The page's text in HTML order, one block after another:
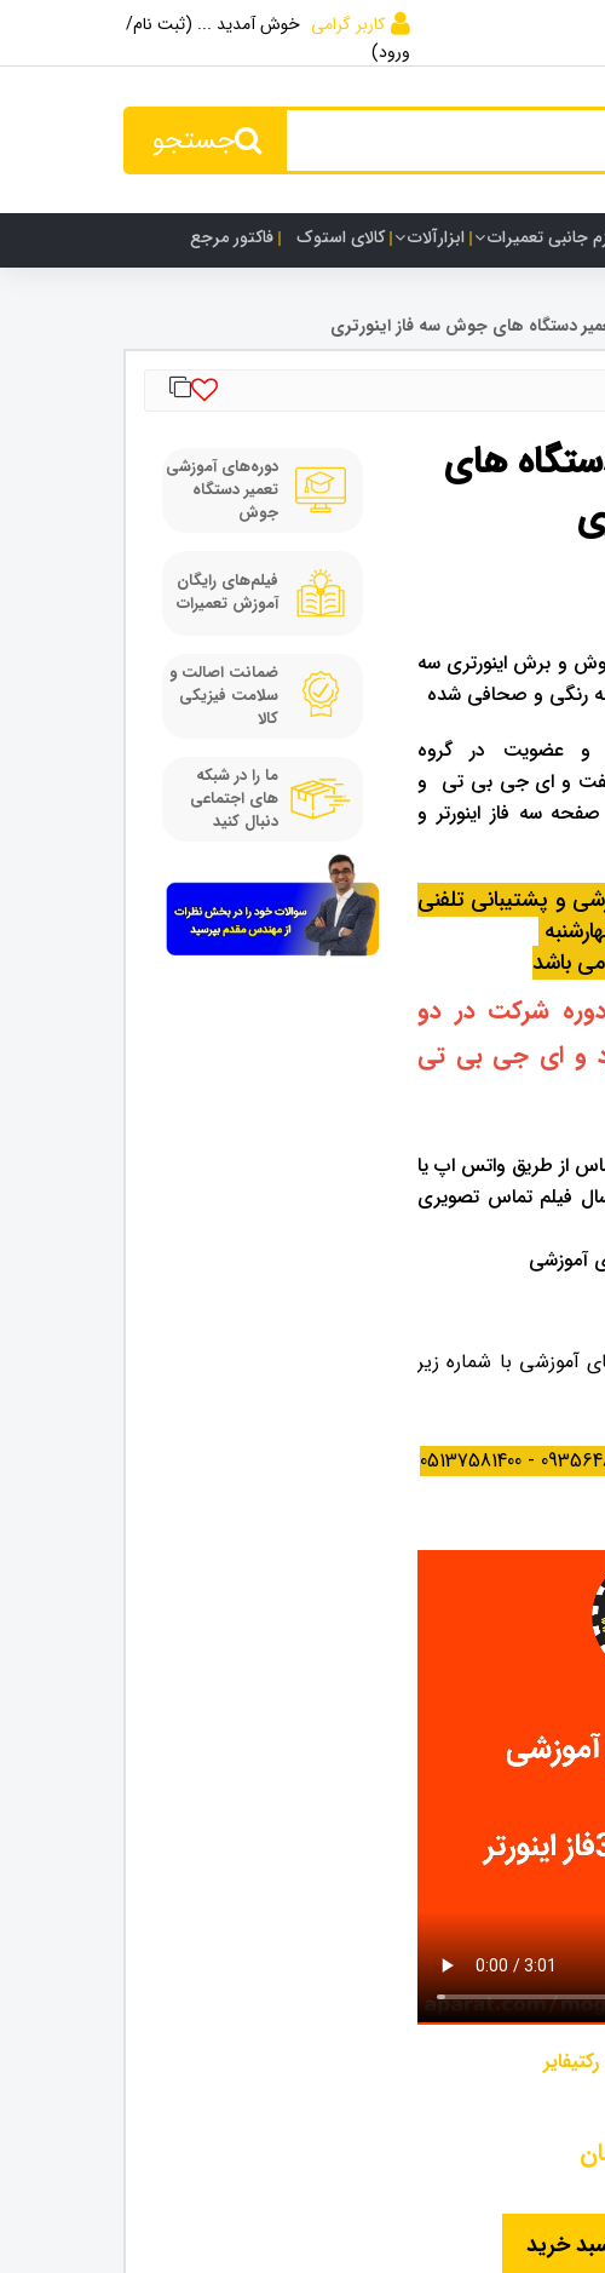
کاربر گرامی خوش آمدید ... (ثبت نام/
ورود)
جستجو
جانبی تعمیرات ابزارآلات کالای استوک فاکتور مرجع
دستگاه های جوش سه فاز اینورتری
های
و برش اینورتری سه
و عضویت در گروه
و ای جی بی تی و
سه فاز اینورتر و
و پشتیبانی تلفنی
شرکت در دو
و ای جی بی تی
تماس تصویری به تعداد 10 تماس از طریق واتس اپ یا
فیلم تماس تصویری
آموزشی با شماره زیر
خرید
دوره‌های آموزشی
تعمیر دستگاه
جوش
فیلم‌های رایگان
آموزش تعمیرات
ضمانت اصالت و
سلامت فیزیکی
کالا
ما را در شبکه
های اجتماعی
دنبال کنید